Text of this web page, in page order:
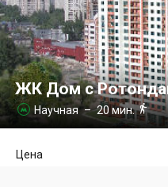
ЖК Дом с
 Научная– 20 мин.
Цена